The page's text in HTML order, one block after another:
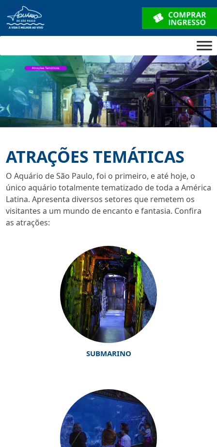
ATRAÇÕES TEMÁTICAS
O Aquário de São Paulo, foi o primeiro, e até hoje, o
único aquário totalmente tematizado de toda a América
Latina. Apresenta diversos setores que remetem os
visitantes a um mundo de encanto e fantasia. Confira
as atrações:
SUBMARINO